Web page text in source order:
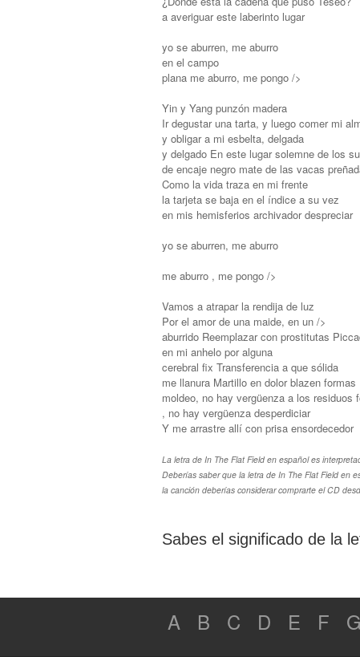
a averiguar este laberinto lugar
yo se aburren, me aburro
en el campo
plana me aburro, me pongo />
Yin y Yang punzón madera
Ir degustar una tarta, y luego comer mi
y obligar a mi esbelta, delgada
y delgado En este lugar solemne de los
de encaje negro mate de las vacas
Como la vida traza en mi frente
la tarjeta se baja en el índice a su vez
en mis hemisferios archivador despreciar
yo se aburren, me aburro
me aburro , me pongo />
Vamos a atrapar la rendija de luz
Por el amor de una maide, en un />
aburrido Reemplazar con prostitutas
en mi anhelo por alguna
cerebral fix Transferencia a que sólida
me llanura Martillo en dolor blazen formas
moldeo, no hay vergüenza a los residuos
, no hay vergüenza desperdiciar
Y me arrastre allí con prisa ensordecedor
La letra de In The Flat Field en español es
Deberías saber que la letra de In The Flat Field en
la canción deberías considerar comprarte el CD
Sabes el significado de la
A B C D E F G